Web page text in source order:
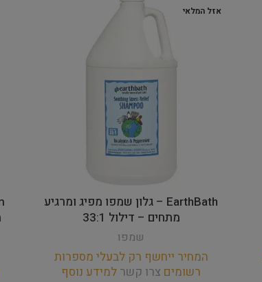
אזל המלאי
EarthBath – גלון שמפו מפיג ומרגיע
מתחים – דילול 33:1
שמפו
המחיר ייחשף רק לבעלי מספרות
רשומים צרו קשר למידע נוסף